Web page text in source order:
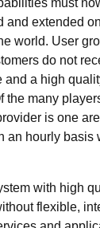
must
and extended
world. User
do not
and a high
the many
is one
an hourly basis
with high
flexible,